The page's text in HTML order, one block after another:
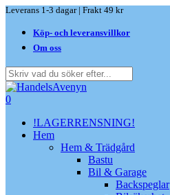
Skip
main
content
Leverans 1-3 dagar | Frakt 49 kr
Köp- och leveransvillkor
Om oss
Close
Search
search
0
!LAGERRENSNING!
Hem
Hem & Trädgård
Bastu
Bil & Garage
Backspeglar